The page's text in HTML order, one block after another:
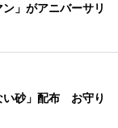
」がアニバーサリ
い砂」配布 お守り